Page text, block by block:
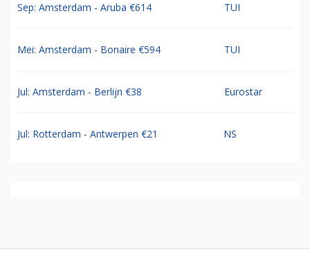
Sep: Amsterdam - Aruba €614 TUI
Mei: Amsterdam - Bonaire €594 TUI
Jul: Amsterdam - Berlijn €38 Eurostar
Jul: Rotterdam - Antwerpen €21 NS